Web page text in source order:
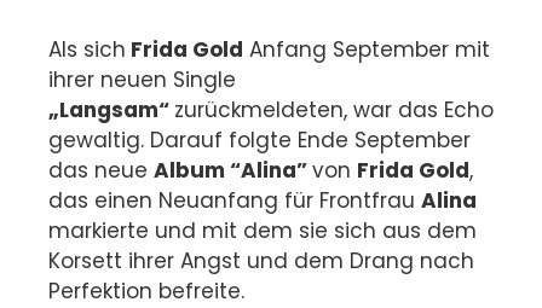
Als sich Frida Gold Anfang September mit
ihrer neuen Single
„Langsam“ zurückmeldeten, war das Echo
gewaltig. Darauf folgte Ende September
das neue Album “Alina”von Frida Gold,
das einen Neuanfang für Frontfrau Alina
markierte und mit dem sie sich aus dem
Korsett ihrer Angst und dem Drang nach
Perfektion befreite.